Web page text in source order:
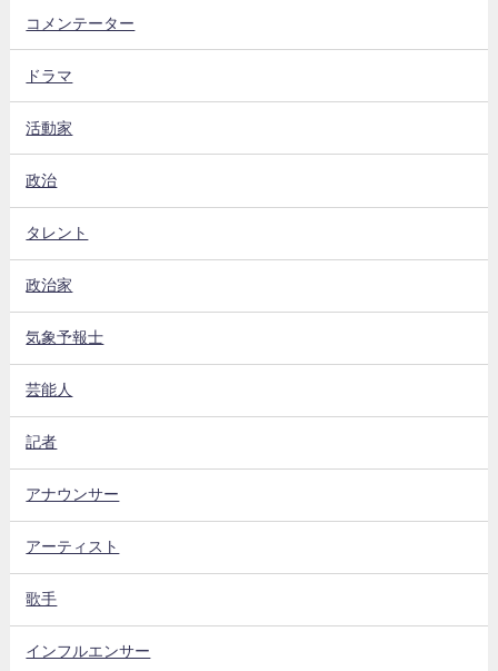
コメンテーター
ドラマ
活動家
政治
タレント
政治家
気象予報士
芸能人
記者
アナウンサー
アーティスト
歌手
インフルエンサー